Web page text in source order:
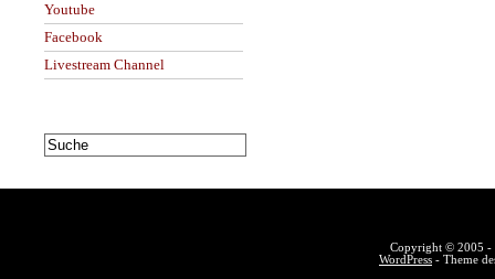
Youtube
Facebook
Livestream Channel
Copyright © 2005 -
WordPress - Theme